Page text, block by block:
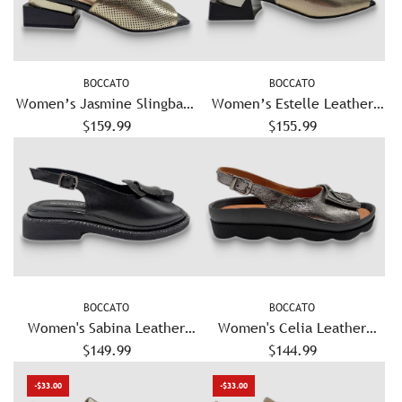
BOCCATO
Women’s Jasmine Slingback
Sandals - Gold
$159.99
BOCCATO
Women’s Estelle Leather
Slingback Pumps - Gold
$155.99
BOCCATO
Women's Sabina Leather
Sandals - Black
$149.99
BOCCATO
Women's Celia Leather
Sandals - Silver
$144.99
-$33.00 -$33.00